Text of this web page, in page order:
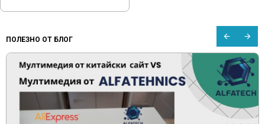
ПОЛЕЗНО ОТ БЛОГ